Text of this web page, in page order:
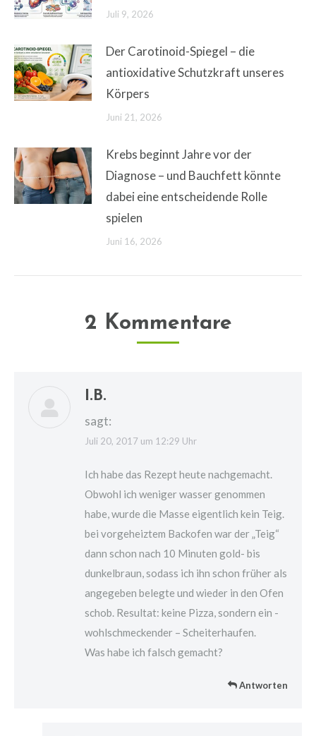
Juli 9, 2026
Der Carotinoid-Spiegel – die
antioxidative Schutzkraft unseres
Körpers
Juni 21, 2026
Krebs beginnt Jahre vor der
Diagnose – und Bauchfett könnte
dabei eine entscheidende Rolle
spielen
Juni 16, 2026
2 Kommentare
I.B.
sagt:
Juli 20, 2017 um 12:29 Uhr
Ich habe das Rezept heute nachgemacht.
Obwohl ich weniger wasser genommen
habe, wurde die Masse eigentlich kein Teig.
bei vorgeheiztem Backofen war der „Teig“
dann schon nach 10 Minuten gold- bis
dunkelbraun, sodass ich ihn schon früher als
angegeben belegte und wieder in den Ofen
schob. Resultat: keine Pizza, sondern ein -
wohlschmeckender – Scheiterhaufen.
Was habe ich falsch gemacht?
Antworten